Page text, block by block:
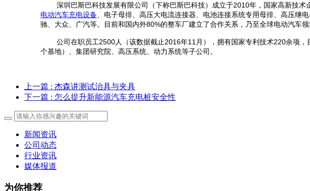
深圳巴斯巴科技发展有限公司（下称巴斯巴科技）成立于2010年，国家高新技
电动汽车充电设备 、电子母排、高压大电流连接器、电池连接系统专用母排、高压
驰、大众、广汽等。目前和国内外80%的整车厂建立了合作关系，乃至全球电动汽车
公司在职员工2500人（该数据截止2016年11月），拥有国家专利技术220余项
个基地）、集团研究院、高压系统、动力系统等子公司。
上一篇 : 杰森讲测试治具与夹具
下一篇 : 怎么提升新能源汽车充电桩安全性
新闻资讯
公司动态
行业资讯
媒体报道
为你推荐